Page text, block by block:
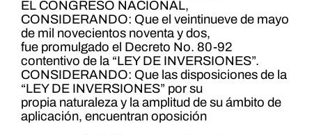
EL CONGRESO NACIONAL,
CONSIDERANDO: Que el veintinueve de mayo
de mil novecientos noventa y dos,
fue promulgado el Decreto No. 80-92
contentivo de la “LEY DE INVERSIONES”.
CONSIDERANDO: Que las disposiciones de la
“LEY DE INVERSIONES” por su
propia naturaleza y la amplitud de su ámbito de
aplicación, encuentran oposición